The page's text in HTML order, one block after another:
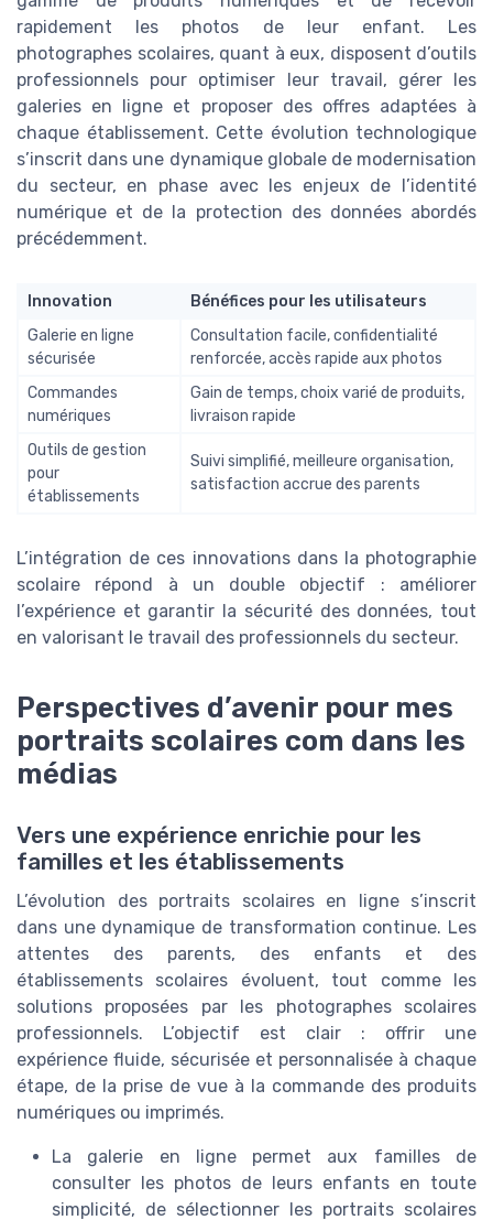
rapidement les photos de leur enfant. Les
photographes scolaires, quant à eux, disposent d’outils
professionnels pour optimiser leur travail, gérer les
galeries en ligne et proposer des offres adaptées à
chaque établissement. Cette évolution technologique
s’inscrit dans une dynamique globale de modernisation
du secteur, en phase avec les enjeux de l’identité
numérique et de la protection des données abordés
précédemment.
Innovation
Bénéfices pour les utilisateurs
Galerie en ligne
sécurisée
Consultation facile, confidentialité
renforcée, accès rapide aux photos
Commandes
numériques
Gain de temps, choix varié de produits,
livraison rapide
Outils de gestion
pour
établissements
Suivi simplifié, meilleure organisation,
satisfaction accrue des parents
L’intégration de ces innovations dans la photographie
scolaire répond à un double objectif : améliorer
l’expérience et garantir la sécurité des données, tout
en valorisant le travail des professionnels du secteur.
Perspectives d’avenir pour mes
portraits scolaires com dans les
médias
Vers une expérience enrichie pour les
familles et les établissements
L’évolution des portraits scolaires en ligne s’inscrit
dans une dynamique de transformation continue. Les
attentes des parents, des enfants et des
établissements scolaires évoluent, tout comme les
solutions proposées par les photographes scolaires
professionnels. L’objectif est clair : offrir une
expérience fluide, sécurisée et personnalisée à chaque
étape, de la prise de vue à la commande des produits
numériques ou imprimés.
La galerie en ligne permet aux familles de
consulter les photos de leurs enfants en toute
simplicité, de sélectionner les portraits scolaires